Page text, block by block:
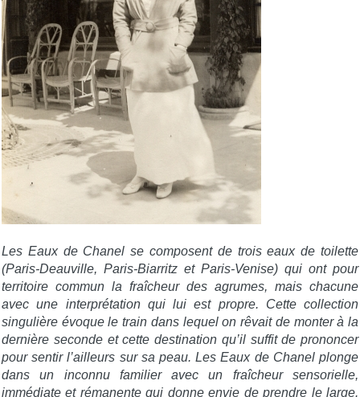
Les Eaux de Chanel se composent de trois eaux de toilette
(Paris-Deauville, Paris-Biarritz et Paris-Venise) qui ont pour
territoire commun la fraîcheur des agrumes, mais chacune
avec une interprétation qui lui est propre. Cette collection
singulière évoque le train dans lequel on rêvait de monter à la
dernière seconde et cette destination qu’il suffit de prononcer
pour sentir l’ailleurs sur sa peau. Les Eaux de Chanel plonge
dans un inconnu familier avec un fraîcheur sensorielle,
immédiate et rémanente qui donne envie de prendre le large.